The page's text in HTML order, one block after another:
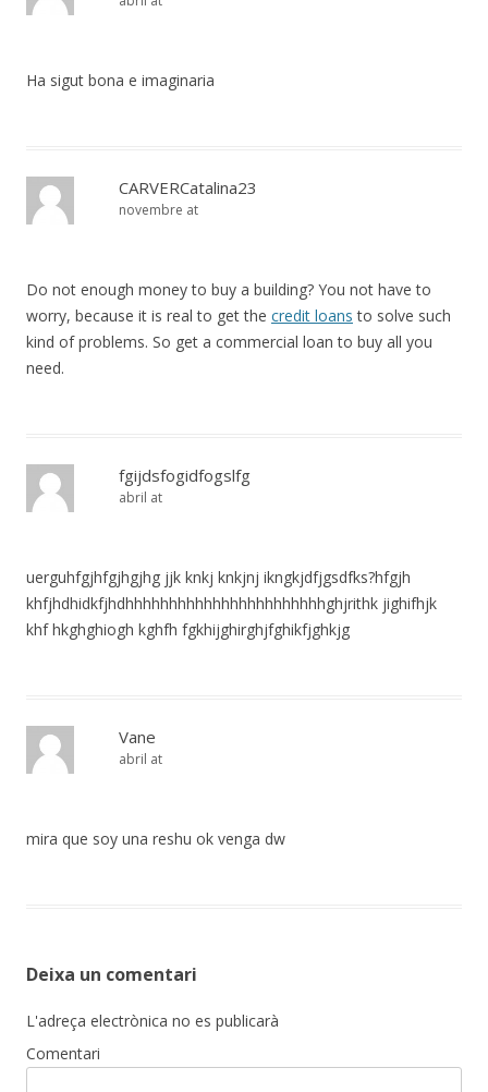
Ha sigut bona e imaginaria
CARVERCatalina23
novembre at
Do not enough money to buy a building? You not have to
worry, because it is real to get the credit loans to solve such
kind of problems. So get a commercial loan to buy all you
need.
fgijdsfogidfogslfg
abril at
uerguhfgjhfgjhgjhg jjk knkj knkjnj ikngkjdfjgsdfks?hfgjh
khfjhdhidkfjhdhhhhhhhhhhhhhhhhhhhhhhhghjrithk jighifhjk
khf hkghghiogh kghfh fgkhijghirghjfghikfjghkjg
Vane
abril at
mira que soy una reshu ok venga dw
Deixa un comentari
L'adreça electrònica no es publicarà
Comentari